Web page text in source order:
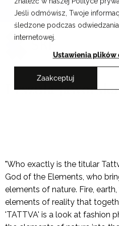
Jeśli odmówisz, Twoje
śledzone podczas
internetowej.
Ustawienia plików
Zaakceptuj
Skip
content
Cracow School of Art
Urszula Jaworska
"Who exactly is the titular
God of the Elements, who
elements of nature. Fire, earth,
elements of reality that
'TATTVA' is a look at fashion